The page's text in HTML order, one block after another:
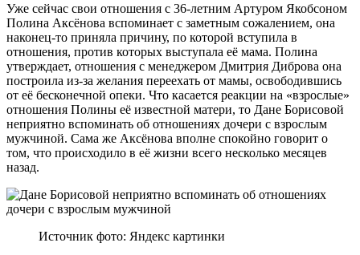
Уже сейчас свои отношения с 36-летним Артуром Якобсоном
Полина Аксёнова вспоминает с заметным сожалением, она
наконец-то приняла причину, по которой вступила в
отношения, против которых выступала её мама. Полина
утверждает, отношения с менеджером Дмитрия Диброва она
построила из-за желания переехать от мамы, освободившись
от её бесконечной опеки. Что касается реакции на «взрослые»
отношения Полины её известной матери, то Дане Борисовой
неприятно вспоминать об отношениях дочери с взрослым
мужчиной. Сама же Аксёнова вполне спокойно говорит о
том, что происходило в её жизни всего несколько месяцев
назад.
Источник фото: Яндекс картинки